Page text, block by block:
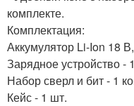
комплекте.
Комплектация:
Аккумулятор Li-Ion 18
Зарядное устройство -
Набор сверл и бит - 1
Кейс - 1 шт.